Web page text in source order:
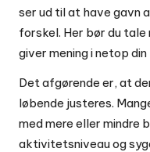
ser ud til at have gavn
forskel. Her bør du
giver mening i netop
Det afgørende er, at
løbende justeres.
med mere eller mindre
aktivitetsniveau og